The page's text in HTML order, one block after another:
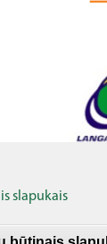
slapukais